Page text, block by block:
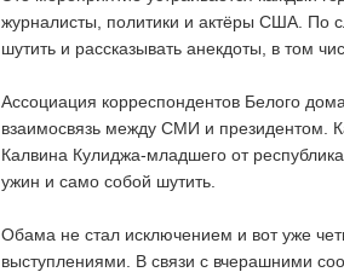
журналисты, политики и актёры США. По
шутить и рассказывать анекдоты, в том
Ассоциация корреспондентов Белого
взаимосвязь между СМИ и президентом.
Калвина Кулиджа-младшего от
ужин и само собой шутить.
Обама не стал исключением и вот уже
выступлениями. В связи с вчерашними